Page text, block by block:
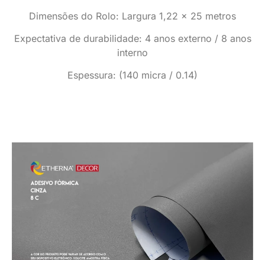
Dimensões do Rolo: Largura 1,22 x 25 metros
Expectativa de durabilidade: 4 anos externo / 8 anos
interno
Espessura: (140 micra / 0.14)